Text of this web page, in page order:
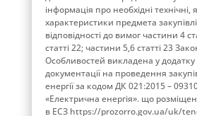
інформація про необхідні технічні,
характеристики предмета
відповідності до вимог частини 4
статті 22; частини 5,6 статті 23
Особливостей викладена у додатку
документації на проведення
енергії за кодом ДК 021:2015 –
«Електрична енергія». що
в ЕСЗ https://prozorro.gov.ua/uk/